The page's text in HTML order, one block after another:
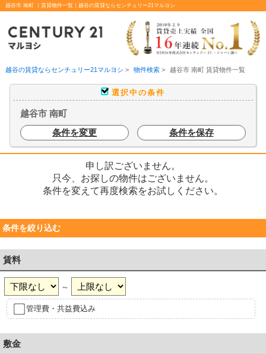
越谷市 南町 ｜賃貸物件一覧｜越谷の賃貸ならセンチュリー21マルヨシ
越谷の賃貸ならセンチュリー21マルヨシ > 物件検索> 越谷市 南町 賃貸物件一覧
選択中の条件
越谷市 南町
条件を変更
条件を保存
申し訳ございません。
只今、お探しの物件はございません。
条件を変えて再度検索をお試しください。
条件を絞り込む
賃料
～
管理費・共益費込み
敷金